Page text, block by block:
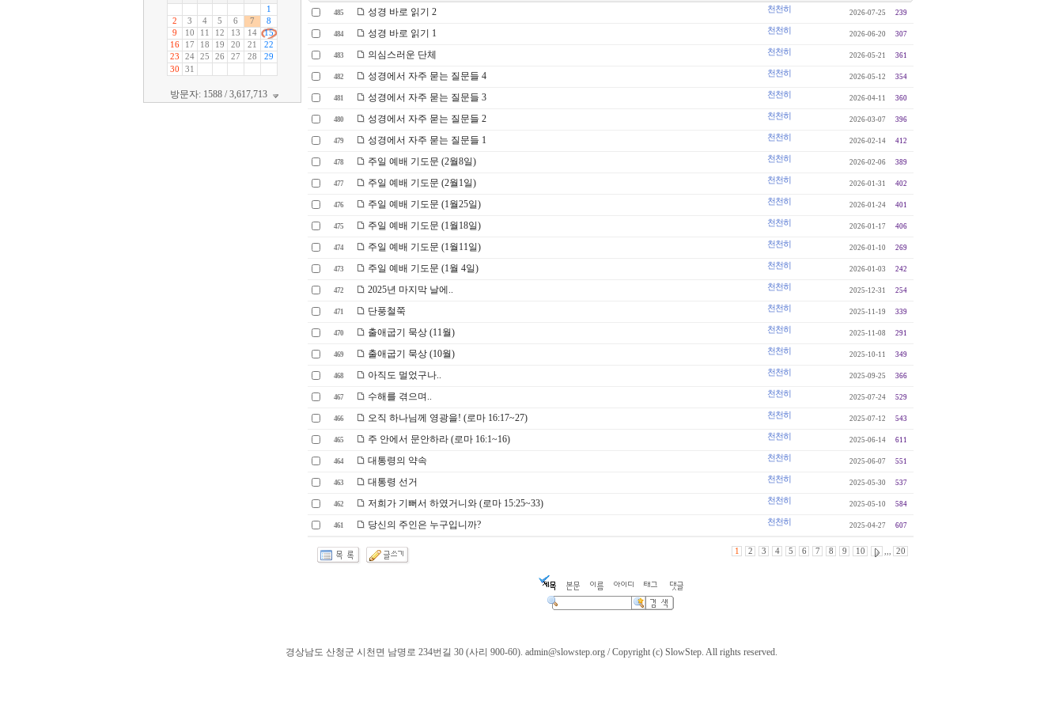
방문자: 1588 / 3,617,713
485 성경 바로 읽기 2 천천히 2026-07-25 239
484 성경 바로 읽기 1 천천히 2026-06-20 307
483 의심스러운 단체 천천히 2026-05-21 361
482 성경에서 자주 묻는 질문들 4 천천히 2026-05-12 354
481 성경에서 자주 묻는 질문들 3 천천히 2026-04-11 360
480 성경에서 자주 묻는 질문들 2 천천히 2026-03-07 396
479 성경에서 자주 묻는 질문들 1 천천히 2026-02-14 412
478 주일 예배 기도문 (2월8일) 천천히 2026-02-06 389
477 주일 예배 기도문 (2월1일) 천천히 2026-01-31 402
476 주일 예배 기도문 (1월25일) 천천히 2026-01-24 401
475 주일 예배 기도문 (1월18일) 천천히 2026-01-17 406
474 주일 예배 기도문 (1월11일) 천천히 2026-01-10 269
473 주일 예배 기도문 (1월 4일) 천천히 2026-01-03 242
472 2025년 마지막 날에.. 천천히 2025-12-31 254
471 단풍철쭉 천천히 2025-11-19 339
470 출애굽기 묵상 (11월) 천천히 2025-11-08 291
469 출애굽기 묵상 (10월) 천천히 2025-10-11 349
468 아직도 멀었구나.. 천천히 2025-09-25 366
467 수해를 겪으며.. 천천히 2025-07-24 529
466 오직 하나님께 영광을! (로마 16:17~27) 천천히 2025-07-12 543
465 주 안에서 문안하라 (로마 16:1~16) 천천히 2025-06-14 611
464 대통령의 약속 천천히 2025-06-07 551
463 대통령 선거 천천히 2025-05-30 537
462 저희가 기뻐서 하였거니와 (로마 15:25~33) 천천히 2025-05-10 584
461 당신의 주인은 누구입니까? 천천히 2025-04-27 607
1 2 3 4 5 6 7 8 9 10 ,,, 20
경상남도 산청군 시천면 남명로 234번길 30 (사리 900-60). admin@slowstep.org / Copyright (c) SlowStep. All rights reserved.